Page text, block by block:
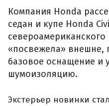
Компания Honda
седан и купе Honda
«посвежела» внешне,
базовое оснащение и
шумоизоляцию.
Экстерьер новинки